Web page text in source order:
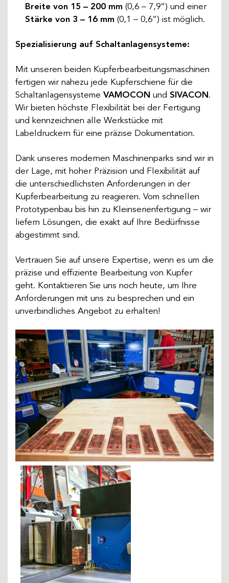
Breite von 15 – 200 mm (0,6 – 7,9“) und einer
Stärke von 3 – 16 mm (0,1 – 0,6“) ist möglich.
Spezialisierung auf Schaltanlagensysteme:
Mit unseren beiden Kupferbearbeitungsmaschinen
fertigen wir nahezu jede Kupferschiene für die
Schaltanlagensysteme VAMOCON und SIVACON .
Wir bieten höchste Flexibilität bei der Fertigung
und kennzeichnen alle Werkstücke mit
Labeldruckern für eine präzise Dokumentation.
Dank unseres modernen Maschinenparks sind wir in
der Lage, mit hoher Präzision und Flexibilität auf
die unterschiedlichsten Anforderungen in der
Kupferbearbeitung zu reagieren. Vom schnellen
Prototypenbau bis hin zu Kleinserienfertigung – wir
liefern Lösungen, die exakt auf Ihre Bedürfnisse
abgestimmt sind.
Vertrauen Sie auf unsere Expertise, wenn es um die
präzise und effiziente Bearbeitung von Kupfer
geht. Kontaktieren Sie uns noch heute, um Ihre
Anforderungen mit uns zu besprechen und ein
unverbindliches Angebot zu erhalten!